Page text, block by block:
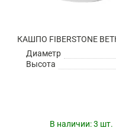
Диаметр
Высота
В наличии:3 шт.